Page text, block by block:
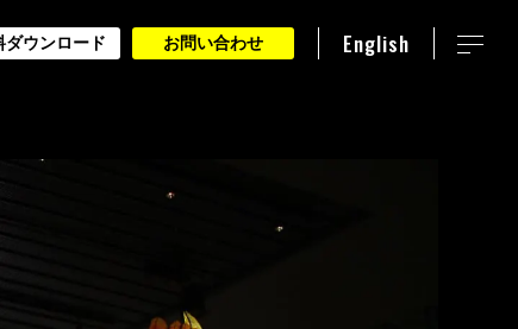
ダウンロード お問い合わせ English